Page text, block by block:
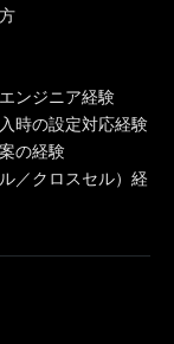
ンジニア経験
時の設定対応経験
の経験
／クロスセル）経